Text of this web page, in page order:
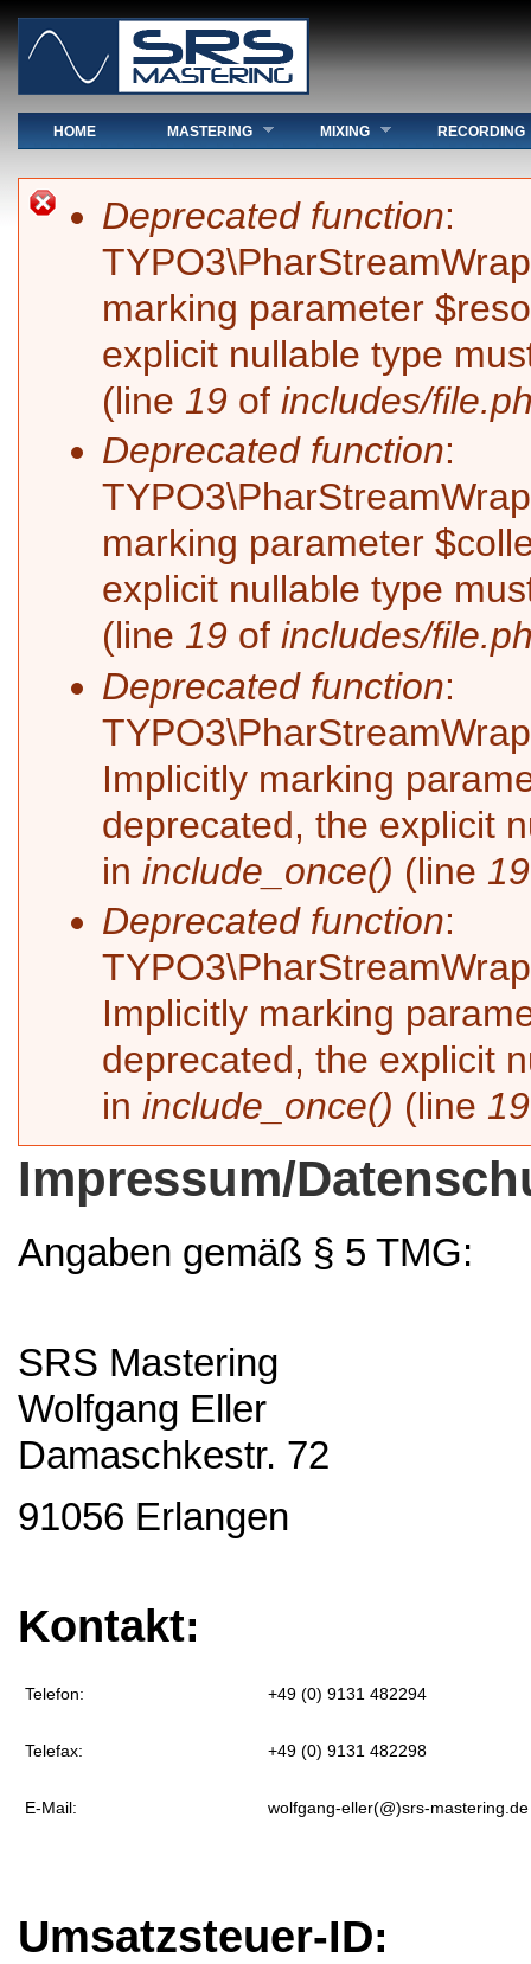
Hauptmenü
HOME MASTERING MIXING RECORDING
Sie sind hier
Fehlermeldung
Deprecated function:
marking parameter
explicit nullable type
(line 19 ofincludes/
Deprecated function:
marking parameter
explicit nullable type
(line 19 ofincludes/
Deprecated function:
Implicitly marking
deprecated, the explicit
ininclude_once() (line 19
Deprecated function:
Implicitly marking
deprecated, the explicit
ininclude_once() (line 19
Impressum/
Angaben gemäß § 5 TMG:
SRS Mastering
Wolfgang Eller
Damaschkestr. 72
91056 Erlangen
Kontakt:
Telefon: +49 (0) 9131 482294
Telefax: +49 (0) 9131 482298
E-Mail: wolfgang-eller(@)srs-mastering.de
Umsatzsteuer-ID: